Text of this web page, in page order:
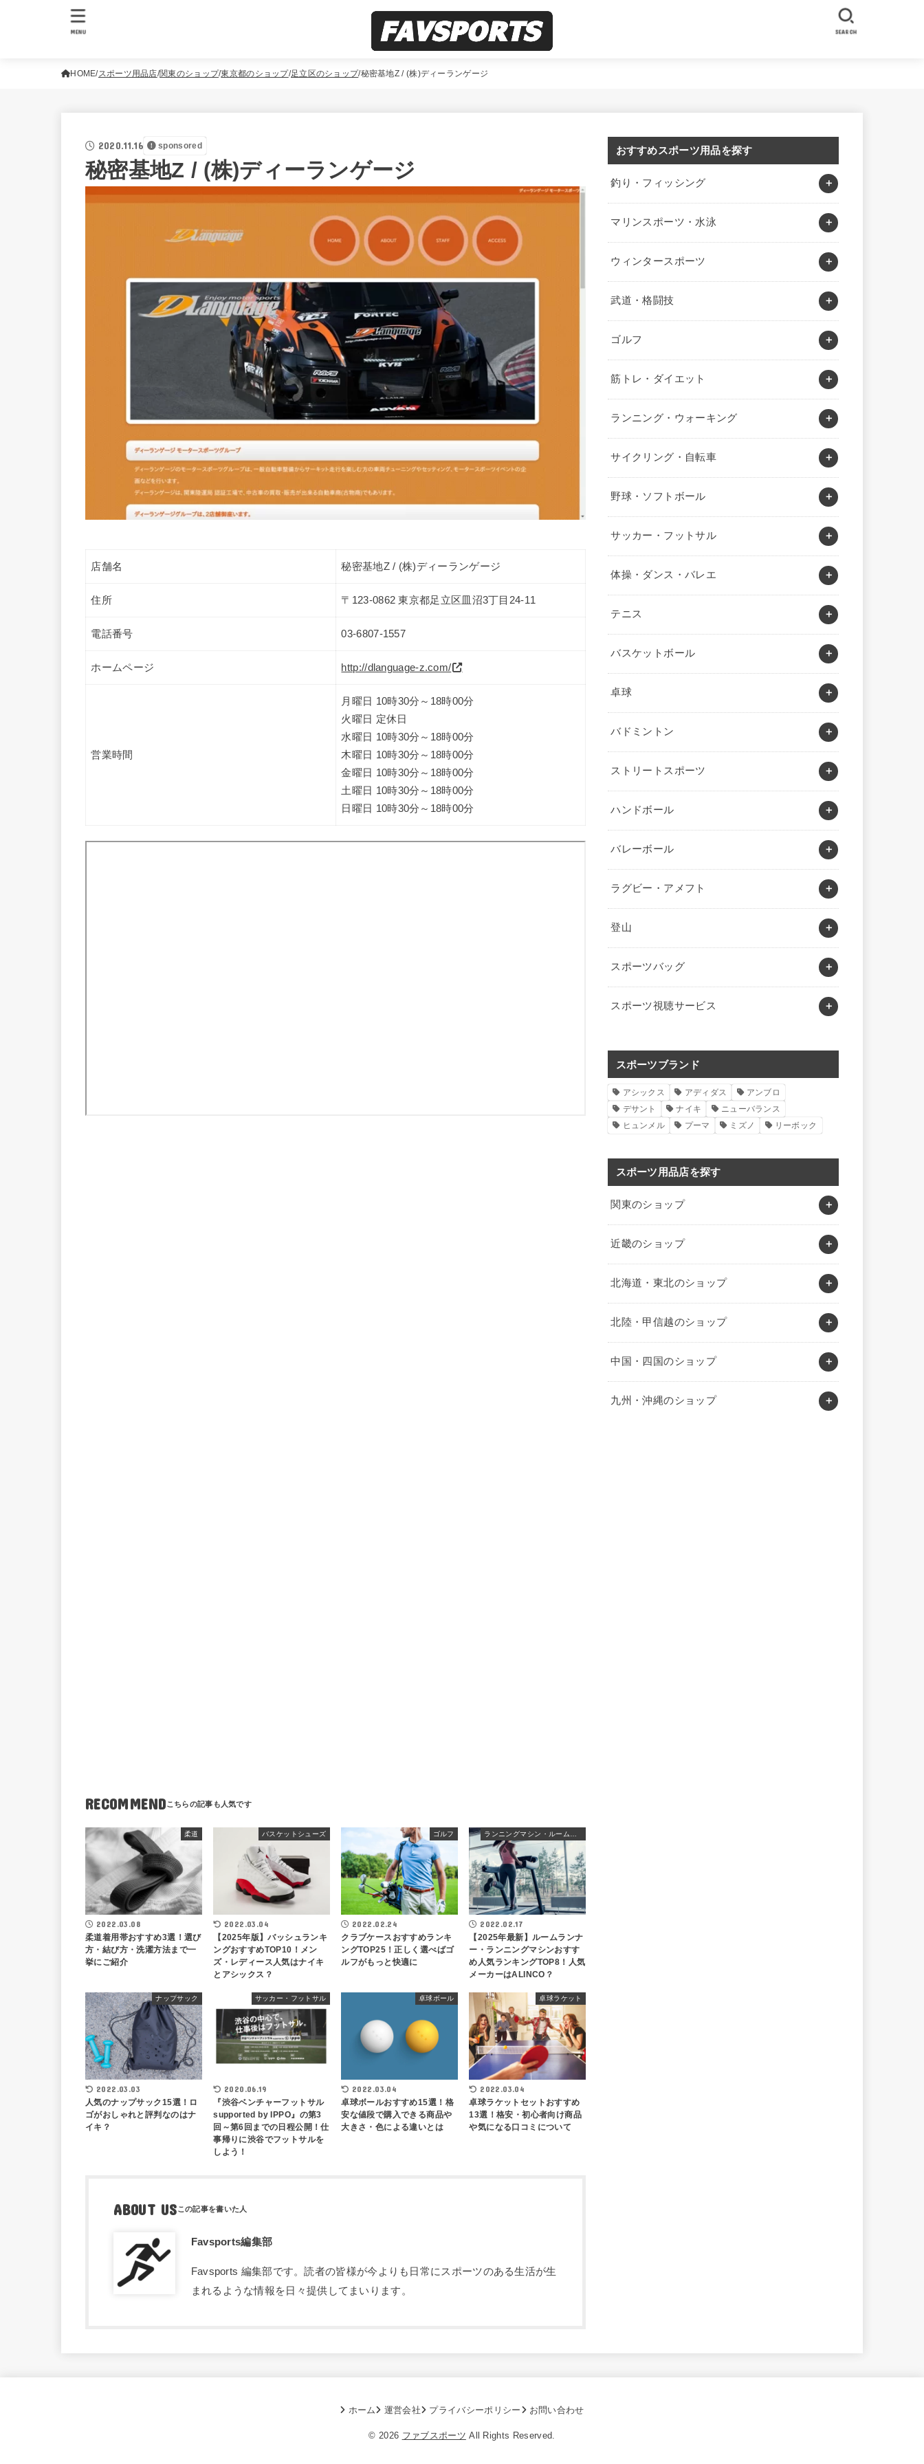
SEARCH
MENU
HOME スポーツ用品店 関東のショップ 東京都のショップ 足立区のショップ 秘密基地Z / (株)ディーランゲージ
2020.11.16 sponsored
秘密基地Z / (株)ディーランゲージ
店舗名 秘密基地Z / (株)ディーランゲージ
住所 〒123-0862 東京都足立区皿沼3丁目24-11
電話番号 03-6807-1557
ホームページ http://dlanguage-z.com/
営業時間
月曜日 10時30分～18時00分
火曜日 定休日
水曜日 10時30分～18時00分
木曜日 10時30分～18時00分
金曜日 10時30分～18時00分
土曜日 10時30分～18時00分
日曜日 10時30分～18時00分
RECOMMEND
柔道
2022.03.08
柔道着用帯おすすめ3選！選び
方・結び方・洗濯方法まで一
挙にご紹介
バスケットシューズ
2022.03.04
【2025年版】バッシュランキ
ングおすすめTOP10！メン
ズ・レディース人気はナイキ
とアシックス？
ゴルフ
2022.02.24
クラブケースおすすめランキ
ングTOP25！正しく選べばゴ
ルフがもっと快適に
2022.02.17
【2025年最新】ルームランナ
ー・ランニングマシンおすす
め人気ランキングTOP8！人気
メーカーはALINCO？
ナップサック
2022.03.03
人気のナップサック15選！ロ
ゴがおしゃれと評判なのはナ
イキ？
サッカー・フットサル
2020.06.19
『渋谷ベンチャーフットサル
supported by IPPO』の第3
回～第6回までの日程公開！仕
事帰りに渋谷でフットサルを
しよう！
卓球ボール
2022.03.04
卓球ボールおすすめ15選！格
安な値段で購入できる商品や
大きさ・色による違いとは
卓球ラケット
2022.03.04
卓球ラケットセットおすすめ
13選！格安・初心者向け商品
や気になる口コミについて
ABOUT US
Favsports編集部
Favsports 編集部です。読者の皆様が今よりも日常にスポーツのある生活が生
まれるような情報を日々提供してまいります。
おすすめスポーツ用品を探す
釣り・フィッシング
マリンスポーツ・水泳
ウィンタースポーツ
武道・格闘技
ゴルフ
筋トレ・ダイエット
ランニング・ウォーキング
サイクリング・自転車
野球・ソフトボール
サッカー・フットサル
体操・ダンス・バレエ
テニス
バスケットボール
卓球
バドミントン
ストリートスポーツ
ハンドボール
バレーボール
ラグビー・アメフト
登山
スポーツバッグ
スポーツ視聴サービス
スポーツブランド
アシックス アディダス
アンブロ
デサント
ナイキ
ニューバランス
ヒュンメル
プーマ ミズノ リーボック
スポーツ用品店を探す
関東のショップ
近畿のショップ
北海道・東北のショップ
北陸・甲信越のショップ
中国・四国のショップ
九州・沖縄のショップ
ホーム 運営会社 プライバシーポリシー お問い合わせ
© 2026 ファブスポーツ All Rights Reserved.